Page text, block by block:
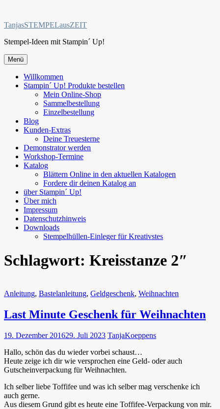
springen
TanjasSTEMPELausZEIT
Stempel-Ideen mit Stampin´ Up!
Menü
Willkommen
Stampin´ Up! Produkte bestellen
Mein Online-Shop
Sammelbestellung
Einzelbestellung
Blog
Kunden-Extras
Deine Treuesterne
Demonstrator werden
Workshop-Termine
Katalog
Blättern Online in den aktuellen Katalogen
Fordere dir deinen Katalog an
über Stampin´ Up!
Über mich
Impressum
Datenschutzhinweis
Downloads
Stempelhüllen-Einleger für Kreativstes
Schlagwort: Kreisstanze 2″
Anleitung, Bastelanleitung, Geldgeschenk, Weihnachten
Last Minute Geschenk für Weihnachten
19. Dezember 201629. Juli 2023 TanjaKoeppens
Hallo, schön das du wieder vorbei schaust…
Heute zeige ich dir wie versprochen eine Geld- oder auch
Gutscheinverpackung für Weihnachten.
Ich selber liebe Toffifee und was ich selber mag verschenke ich
auch gerne.
Aus diesem Grund gibt es heute eine Toffifee-Verpackung von mir.